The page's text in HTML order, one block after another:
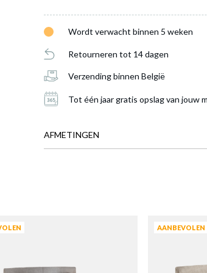
Wordt verwacht binnen 5 weken
Retourneren tot 14 dagen
Verzending binnen België
Tot één jaar gratis opslag van jouw
AFMETINGEN
151.6
AANBEVOLEN
aan je winkelmandje
180X200 BEIGE